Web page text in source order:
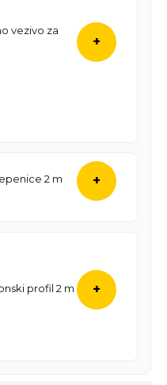
vezivo za
+
2 m
+
profil 2 m
+